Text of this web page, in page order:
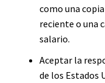
como una
reciente o una
salario.
Aceptar la
de los Estados